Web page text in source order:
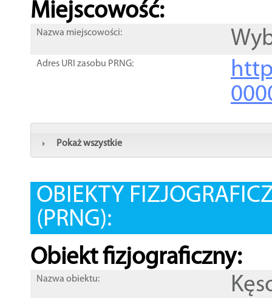
Miejscowość:
Nazwa miejscowości:
Adres URI zasobu PRNG:
Pokaż wszystkie
OBIEKTY
(PRNG):
Obiekt fizjograficzny:
Nazwa obiektu: